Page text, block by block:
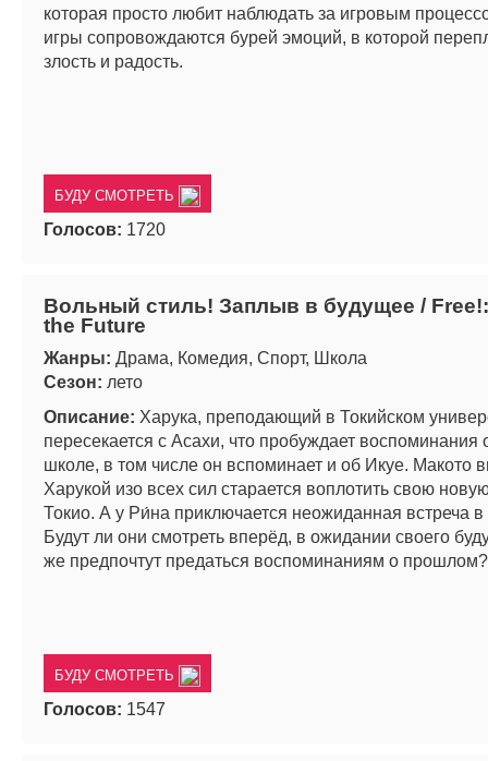
которая просто любит наблюдать за игровым
игры сопровождаются бурей эмоций, в которой
злость и радость.
БУДУ СМОТРЕТЬ
Голосов: 1720
Вольный стиль! Заплыв в будущее /
the Future
Жанры: Драма, Комедия, Спорт, Школа
Сезон: лето
Описание: Харука, преподающий в Токийском
пересекается с Асахи, что пробуждает воспоминания
школе, в том числе он вспоминает и об Икуе. Макото
Харукой изо всех сил старается воплотить свою
Токио. А у Ри́на приключается неожиданная встреча
Будут ли они смотреть вперёд, в ожидании своего
же предпочтут предаться воспоминаниям о прошлом?
БУДУ СМОТРЕТЬ
Голосов: 1547